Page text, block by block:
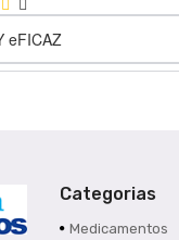
eFICAZ
Categorias
Medicamentos